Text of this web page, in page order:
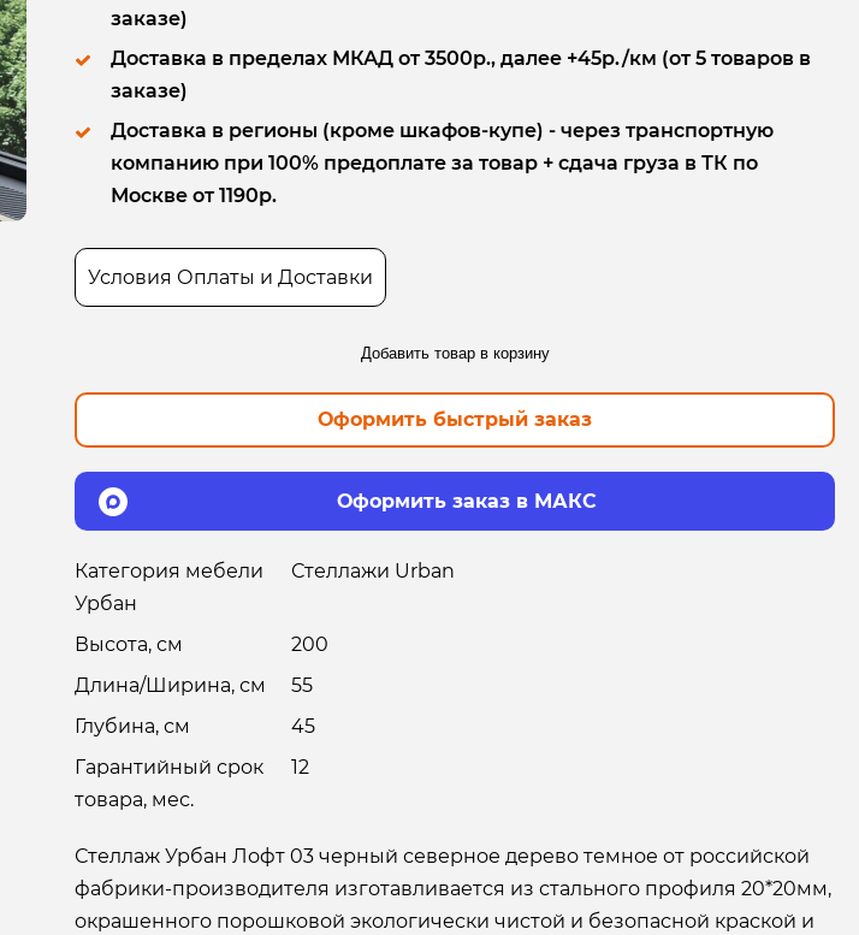
заказе)
Доставка в пределах МКАД от 3500р., далее +45р./км (от 5 товаров в
заказе)
Доставка в регионы (кроме шкафов-купе) - через транспортную
компанию при 100% предоплате за товар + сдача груза в ТК по
Москве от 1190р.
Условия Оплаты и Доставки
Добавить товар в корзину
Оформить быстрый заказ
Оформить заказ в МАКС
Категория мебели
Урбан
Стеллажи Urban
Высота, см
200
Длина/Ширина, см
55
Глубина, см
45
Гарантийный срок
товара, мес.
12
Стеллаж Урбан Лофт 03 черный северное дерево темное от российской
фабрики-производителя изготавливается из стального профиля 20*20мм,
окрашенного порошковой экологически чистой и безопасной краской и